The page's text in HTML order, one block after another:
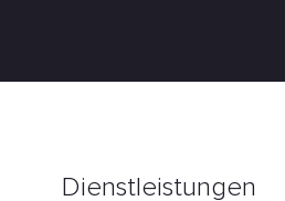
Dienstleistungen